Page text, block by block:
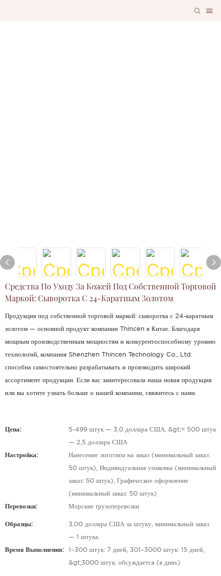
Средства По Уходу За Кожей Под Собственной Торговой
Маркой: Сыворотка С 24-Каратным Золотом
Продукция под собственной торговой маркой: сыворотка с 24-каратным
золотом — основной продукт компании Thincen в Китае. Благодаря
мощным производственным мощностям и конкурентоспособному уровню
технологий, компания Shenzhen Thincen Technology Co., Ltd.
способна самостоятельно разрабатывать и производить широкий
ассортимент продукции. Если вас заинтересовала наша новая продукция
или вы хотите узнать больше о нашей компании, свяжитесь с нами.
Цена: 5-499 штук — 3,0 доллара США, &gt;= 500 штук
— 2,5 доллара США
Настройка: Нанесение логотипа на заказ (минимальный заказ:
50 штук), Индивидуальная упаковка (минимальный
заказ: 50 штук), Графическое оформление
(минимальный заказ: 50 штук)
Перевозки: Морские грузоперевозки
Образцы: 3,00 доллара США за штуку, минимальный заказ
— 1 штука.
Время Выполнения: 1–300 штук: 7 дней, 301–3000 штук: 15 дней,
&gt;3000 штук: обсуждается (в днях)